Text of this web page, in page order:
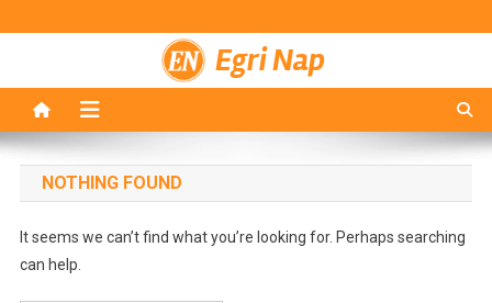
Egri Nap
NOTHING FOUND
It seems we can’t find what you’re looking for. Perhaps searching
can help.